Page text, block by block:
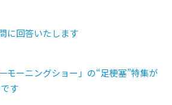
に回答いたします
モーニングショー」の“足梗塞”特集が
す